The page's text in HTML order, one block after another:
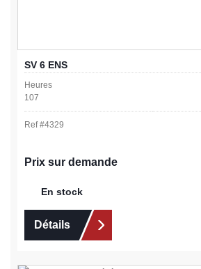
SV 6 ENS
Heures
107
Ref #4329
Prix sur demande
En stock
Détails